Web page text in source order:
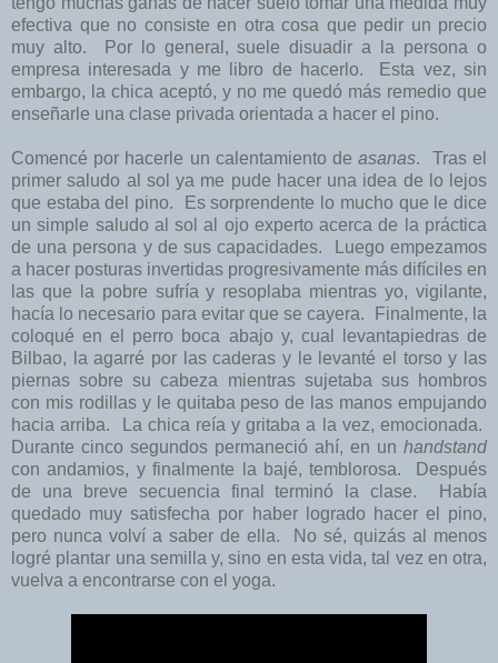
efectiva que no consiste en otra cosa que pedir un precio
muy alto. Por lo general, suele disuadir a la persona o
empresa interesada y me libro de hacerlo. Esta vez, sin
embargo, la chica aceptó, y no me quedó más remedio que
enseñarle una clase privada orientada a hacer el pino.
Comencé por hacerle un calentamiento deasanas. Tras el
primer saludo al sol ya me pude hacer una idea de lo lejos
que estaba del pino. Es sorprendente lo mucho que le dice
un simple saludo al sol al ojo experto acerca de la práctica
de una persona y de sus capacidades. Luego empezamos
a hacer posturas invertidas progresivamente más difíciles en
las que la pobre sufría y resoplaba mientras yo, vigilante,
hacía lo necesario para evitar que se cayera. Finalmente, la
coloqué en el perro boca abajo y, cual levantapiedras de
Bilbao, la agarré por las caderas y le levanté el torso y las
piernas sobre su cabeza mientras sujetaba sus hombros
con mis rodillas y le quitaba peso de las manos empujando
hacia arriba. La chica reía y gritaba a la vez, emocionada.
Durante cinco segundos permaneció ahí, en un handstand
con andamios, y finalmente la bajé, temblorosa. Después
de una breve secuencia final terminó la clase. Había
quedado muy satisfecha por haber logrado hacer el pino,
pero nunca volví a saber de ella. No sé, quizás al menos
logré plantar una semilla y, sino en esta vida, tal vez en otra,
vuelva a encontrarse con el yoga.